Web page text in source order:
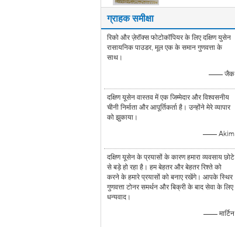
ग्राहक समीक्षा
रिको और ज़ेरॉक्स फोटोकॉपियर के लिए दक्षिण युसेन
रासायनिक पाउडर, मूल एक के समान गुणवत्ता के
साथ।
—— जैक
दक्षिण यूसेन वास्तव में एक जिम्मेदार और विश्वसनीय
चीनी निर्माता और आपूर्तिकर्ता है। उन्होंने मेरे व्यापार
को झुकाया।
—— Akim
दक्षिण यूसेन के प्रयासों के कारण हमारा व्यवसाय छोटे
से बड़े हो रहा है। हम बेहतर और बेहतर रिश्ते को
करने के हमारे प्रयासों को बनाए रखेंगे। आपके स्थिर
गुणवत्ता टोनर समर्थन और बिक्री के बाद सेवा के लिए
धन्यवाद।
—— मार्टिन